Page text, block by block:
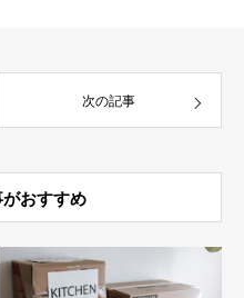
次の記事
おすすめ